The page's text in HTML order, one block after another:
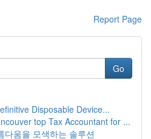
Report Page
Go
Disposable Device...
top Tax Accountant for ...
다움을 모색하는 솔루션